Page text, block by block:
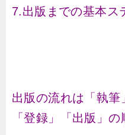
7.出版までの基本ス
出版の流れは「執筆
「登録」「出版」の